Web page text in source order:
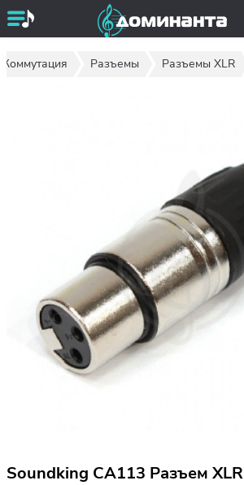
Коммутация Разъемы Разъемы XLR
Soundking CA113 Разъем XLR